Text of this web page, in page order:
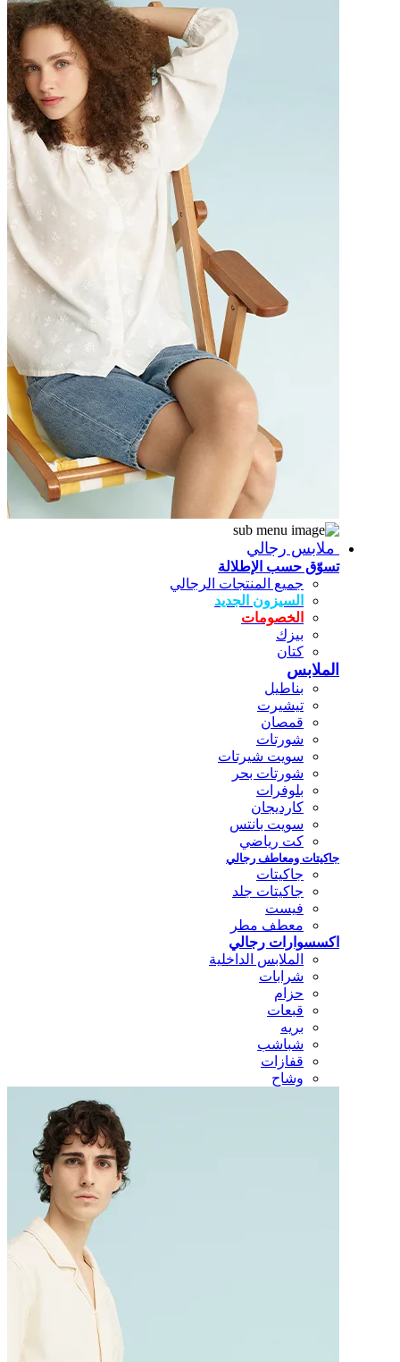
ملابس رجالي
تسوّق حسب الإطلالة
جميع المنتجات الرجالي
السيزون الجديد
الخصومات
بيزك
كتان
الملابس
بناطيل
تيشيرت
قمصان
شورتات
سويت شيرتات
شورتات بحر
بلوفرات
كارديجان
سويت بانتس
كت رياضي
جاكيتات ومعاطف رجالي
جاكيتات
جاكيتات جلد
فيست
معطف مطر
اكسسوارات رجالي
الملابس الداخلية
شرابات
حزام
قبعات
بريه
شباشب
قفازات
وشاح